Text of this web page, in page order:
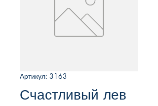
Артикул: 3163
Счастливый лев